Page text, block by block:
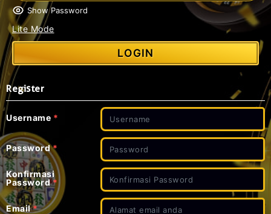
Show Password
Lite Mode
LOGIN
Register
Username *
Password*
Konfirmasi
Password*
Email*